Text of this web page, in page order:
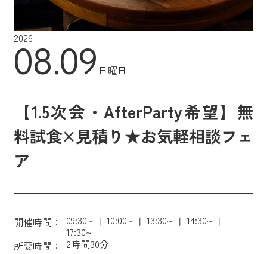
2026
08.09 日曜日
【1.5次会・AfterParty希望】無
料試食×見積り★お気軽相談フェ
ア
開催時間： 09:30~ 10:00~ 13:30~
14:30~
17:30~
所要時間：
2時間30分